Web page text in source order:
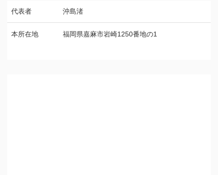
代表者 沖島渚
本所在地 福岡県嘉麻市岩崎1250番地の1